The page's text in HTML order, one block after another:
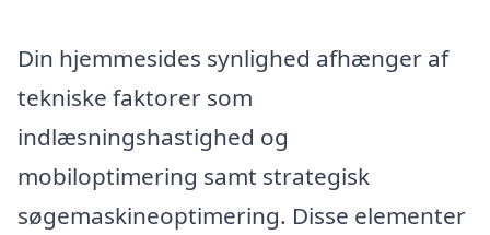
Din hjemmesides synlighed afhænger af
tekniske faktorer som
indlæsningshastighed og
mobiloptimering samt strategisk
søgemaskineoptimering. Disse elementer